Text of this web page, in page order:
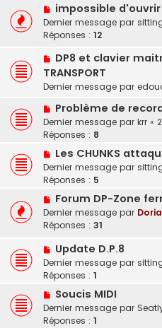
impossible d'ouvrir
Dernier message par
Réponses : 12
DP8 et clavier
TRANSPORT
Dernier message par
Problème de
Dernier message par krr «
Réponses : 8
Les CHUNKS
Dernier message par
Réponses : 5
Forum DP-Zone
Dernier message par
Réponses : 31
Update D.P.8
Dernier message par
Réponses : 1
Soucis MIDI
Dernier message par
Réponses : 1